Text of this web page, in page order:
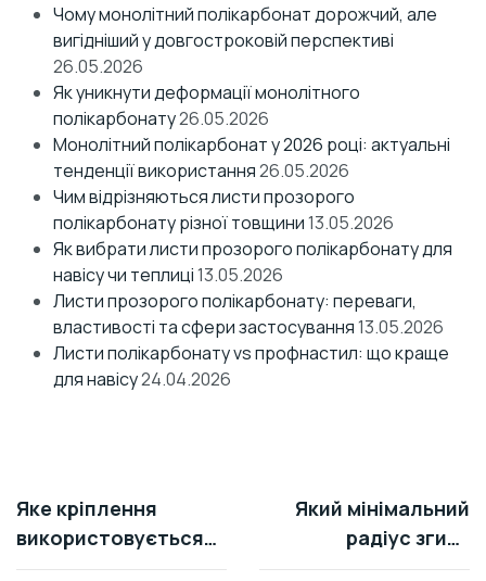
Чому монолітний полікарбонат дорожчий, але
вигідніший у довгостроковій перспективі
26.05.2026
Як уникнути деформації монолітного
полікарбонату26.05.2026
Монолітний полікарбонат у 2026 році: актуальні
тенденції використання26.05.2026
Чим відрізняються листи прозорого
полікарбонату різної товщини13.05.2026
Як вибрати листи прозорого полікарбонату для
навісу чи теплиці13.05.2026
Листи прозорого полікарбонату: переваги,
властивості та сфери застосування13.05.2026
Листи полікарбонату vs профнастил: що краще
для навісу24.04.2026
Яке кріплення
використовується
під час монтажу
Який мінімальний
радіус згибу
монолітного